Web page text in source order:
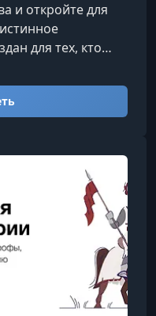
и откройте для
для тех, кто
автора и
в многообразии
для
вы
построена так,